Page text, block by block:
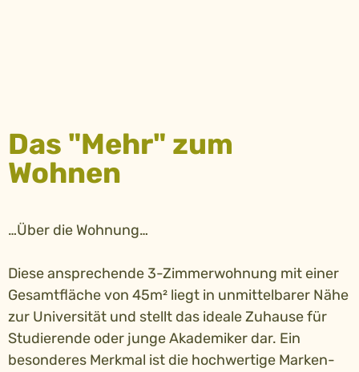
Das "Mehr" zum
Wohnen
…Über die Wohnung…
Diese ansprechende 3-Zimmerwohnung mit einer
Gesamtfläche von 45m² liegt in unmittelbarer Nähe
zur Universität und stellt das ideale Zuhause für
Studierende oder junge Akademiker dar. Ein
besonderes Merkmal ist die hochwertige Marken-